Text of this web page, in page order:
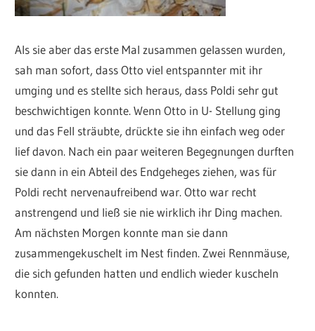
Als sie aber das erste Mal zusammen gelassen wurden,
sah man sofort, dass Otto viel entspannter mit ihr
umging und es stellte sich heraus, dass Poldi sehr gut
beschwichtigen konnte. Wenn Otto in U- Stellung ging
und das Fell sträubte, drückte sie ihn einfach weg oder
lief davon. Nach ein paar weiteren Begegnungen durften
sie dann in ein Abteil des Endgeheges ziehen, was für
Poldi recht nervenaufreibend war. Otto war recht
anstrengend und ließ sie nie wirklich ihr Ding machen.
Am nächsten Morgen konnte man sie dann
zusammengekuschelt im Nest finden. Zwei Rennmäuse,
die sich gefunden hatten und endlich wieder kuscheln
konnten.